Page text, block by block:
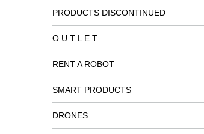
PRODUCTS DISCONTINUED
O U T L E T
RENT A ROBOT
SMART PRODUCTS
DRONES